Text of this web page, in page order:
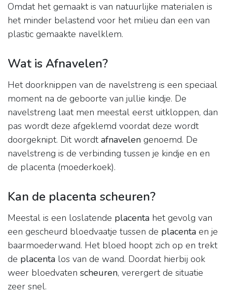
Omdat het gemaakt is van natuurlijke materialen is
het minder belastend voor het milieu dan een van
plastic gemaakte navelklem.
Wat is Afnavelen?
Het doorknippen van de navelstreng is een speciaal
moment na de geboorte van jullie kindje. De
navelstreng laat men meestal eerst uitkloppen, dan
pas wordt deze afgeklemd voordat deze wordt
doorgeknipt. Dit wordtafnavelen genoemd. De
navelstreng is de verbinding tussen je kindje en en
de placenta (moederkoek).
Kan de placenta scheuren?
Meestal is een loslatende placenta het gevolg van
een gescheurd bloedvaatje tussen de placenta en je
baarmoederwand. Het bloed hoopt zich op en trekt
de placenta los van de wand. Doordat hierbij ook
weer bloedvaten scheuren, verergert de situatie
zeer snel.